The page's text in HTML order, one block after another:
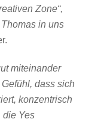
Zone“,
in uns
miteinander
Gefühl, dass sich
konzentrisch
die Yes